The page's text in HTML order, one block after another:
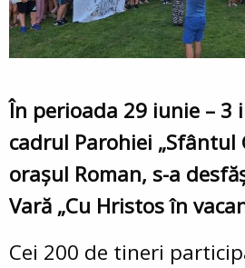
În perioada 29 iunie – 3
cadrul Parohiei „Sfântul
orașul Roman, s-a
Vară „Cu Hristos în
Cei 200 de tineri